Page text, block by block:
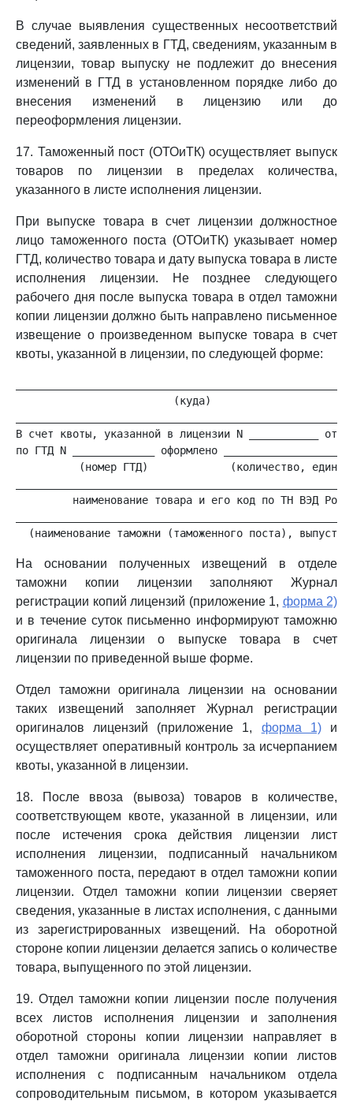
В случае выявления существенных несоответствий
сведений, заявленных в ГТД, сведениям, указанным в
лицензии, товар выпуску не подлежит до внесения
изменений в ГТД в установленном порядке либо до
внесения изменений в лицензию или до
переоформления лицензии.
17. Таможенный пост (ОТОиТК) осуществляет выпуск
товаров по лицензии в пределах количества,
указанного в листе исполнения лицензии.
При выпуске товара в счет лицензии должностное
лицо таможенного поста (ОТОиТК) указывает номер
ГТД, количество товара и дату выпуска товара в листе
исполнения лицензии. Не позднее следующего
рабочего дня после выпуска товара в отдел таможни
копии лицензии должно быть направлено письменное
извещение о произведенном выпуске товара в счет
квоты, указанной в лицензии, по следующей форме:
                         (куда)
В счет квоты, указанной в лицензии N ___________ от
по ГТД N _____________ оформлено
(номер ГТД)             (количество,
наименование товара и его код по ТН ВЭД
На основании полученных извещений в отделе
таможни копии лицензии заполняют Журнал
регистрации копий лицензий (приложение 1, форма 2)
и в течение суток письменно информируют таможню
оригинала лицензии о выпуске товара в счет
лицензии по приведенной выше форме.
Отдел таможни оригинала лицензии на основании
таких извещений заполняет Журнал регистрации
оригиналов лицензий (приложение 1, форма 1)и
осуществляет оперативный контроль за исчерпанием
квоты, указанной в лицензии.
18. После ввоза (вывоза) товаров в количестве,
соответствующем квоте, указанной в лицензии, или
после истечения срока действия лицензии лист
исполнения лицензии, подписанный начальником
таможенного поста, передают в отдел таможни копии
лицензии. Отдел таможни копии лицензии сверяет
сведения, указанные в листах исполнения, с данными
из зарегистрированных извещений. На оборотной
стороне копии лицензии делается запись о количестве
товара, выпущенного по этой лицензии.
19. Отдел таможни копии лицензии после получения
всех листов исполнения лицензии и заполнения
оборотной стороны копии лицензии направляет в
отдел таможни оригинала лицензии копии листов
исполнения с подписанным начальником отдела
сопроводительным письмом, в котором указывается